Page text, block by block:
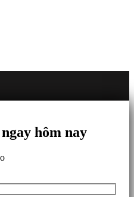
hôm nay